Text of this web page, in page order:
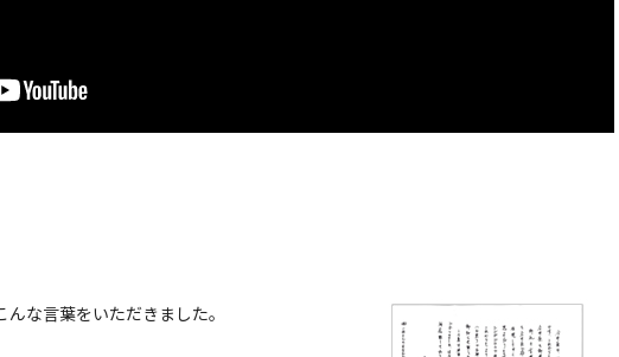
な言葉をいただきました。